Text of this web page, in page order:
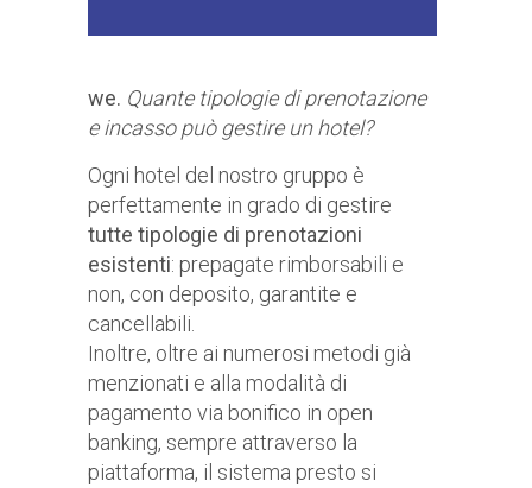
we. Quante tipologie di prenotazione
e incasso può gestire un hotel?
Ogni hotel del nostro gruppo è
perfettamente in grado di gestire
tutte tipologie di prenotazioni
esistenti: prepagate rimborsabili e
non, con deposito, garantite e
cancellabili.
Inoltre, oltre ai numerosi metodi già
menzionati e alla modalità di
pagamento via bonifico in open
banking, sempre attraverso la
piattaforma, il sistema presto si